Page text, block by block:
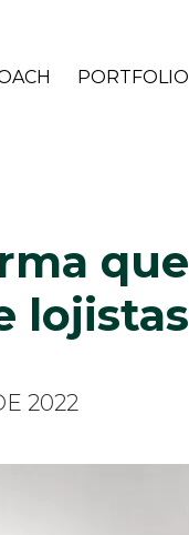
PORTFOLIO
que
lojistas
2022